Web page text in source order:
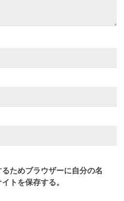
ためブラウザーに自分の名
トを保存する。